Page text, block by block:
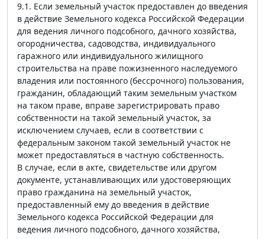
9.1. Если земельный участок предоставлен до введения
в действие Земельного кодекса Российской Федерации
для ведения личного подсобного, дачного хозяйства,
огородничества, садоводства, индивидуального
гаражного или индивидуального жилищного
строительства на праве пожизненного наследуемого
владения или постоянного (бессрочного) пользования,
гражданин, обладающий таким земельным участком
на таком праве, вправе зарегистрировать право
собственности на такой земельный участок, за
исключением случаев, если в соответствии с
федеральным законом такой земельный участок не
может предоставляться в частную собственность.
В случае, если в акте, свидетельстве или другом
документе, устанавливающих или удостоверяющих
право гражданина на земельный участок,
предоставленный ему до введения в действие
Земельного кодекса Российской Федерации для
ведения личного подсобного, дачного хозяйства,